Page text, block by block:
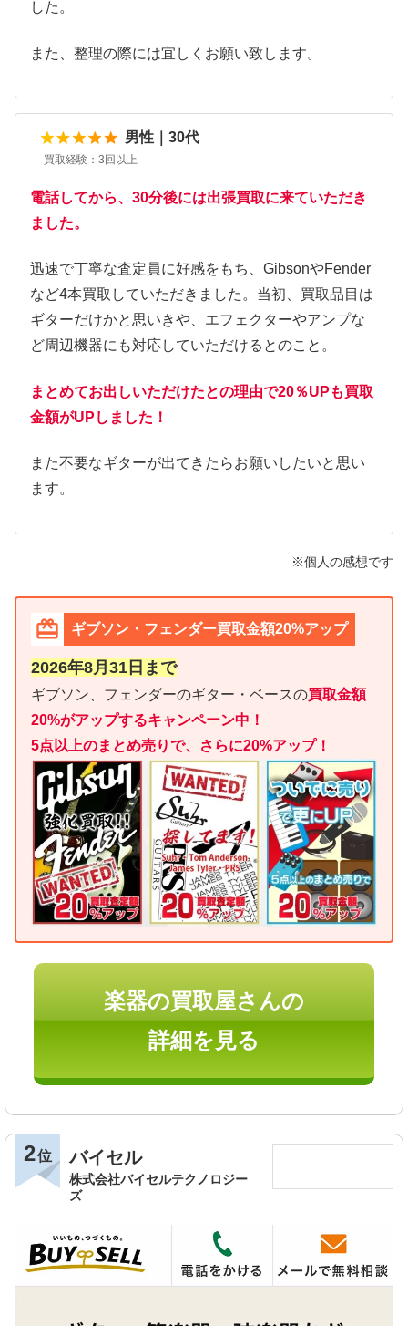
した。
また、整理の際には宜しくお願い致します。
男性｜30代
買取経験：3回以上
電話してから、30分後には出張買取に来ていただき
ました。
迅速で丁寧な査定員に好感をもち、GibsonやFender
など4本買取していただきました。当初、買取品目は
ギターだけかと思いきや、エフェクターやアンプな
ど周辺機器にも対応していただけるとのこと。
まとめてお出しいただけたとの理由で20％UPも買取
金額がUPしました！
また不要なギターが出てきたらお願いしたいと思い
ます。
※個人の感想です
ギブソン・フェンダー買取金額20%アップ
2026年8月31日まで
ギブソン、フェンダーのギター・ベースの買取金額
20%がアップするキャンペーン中！
5点以上のまとめ売りで、さらに20%アップ！
楽器の買取屋さんの
詳細を見る
2 位 バイセル
株式会社バイセルテクノロジー
ズ